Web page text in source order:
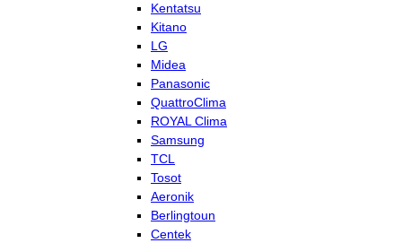
Kentatsu
Kitano
LG
Midea
Panasonic
QuattroClima
ROYAL Clima
Samsung
TCL
Tosot
Aeronik
Berlingtoun
Centek